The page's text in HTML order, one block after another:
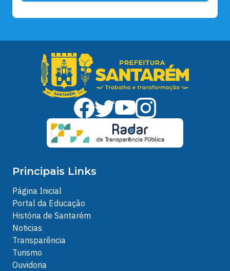
Principais Links
Página Inicial
Portal da Educação
História de Santarém
Noticias
Transparência
Turismo
Ouvidoria